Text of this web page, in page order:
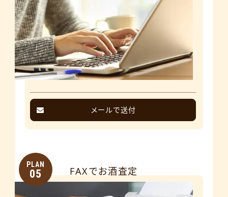
メールで送付
PLAN
05 FAXでお酒査定